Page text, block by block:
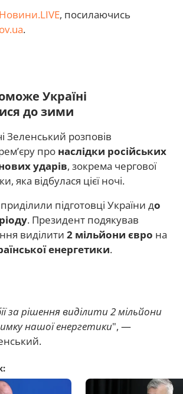
Новини.LIVE, посилаючись
.
Україні
до зими
Зеленський розповів
про наслідки російських
ударів, зокрема чергової
яка відбулася цієї ночі.
підготовці України до
. Президент подякував
виділити 2 мільйони євро на
енергетики.
за рішення виділити 2 мільйони
нашої енергетики", —